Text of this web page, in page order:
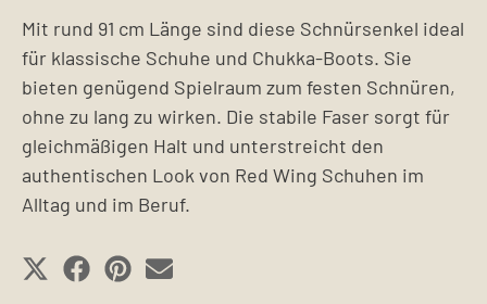
Mit rund 91 cm Länge sind diese Schnürsenkel ideal
für klassische Schuhe und Chukka-Boots. Sie
bieten genügend Spielraum zum festen Schnüren,
ohne zu lang zu wirken. Die stabile Faser sorgt für
gleichmäßigen Halt und unterstreicht den
authentischen Look von Red Wing Schuhen im
Alltag und im Beruf.
SHARE
SHARE
SHARESHARE